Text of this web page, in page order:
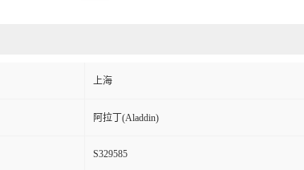
上海
阿拉丁(Aladdin)
S329585